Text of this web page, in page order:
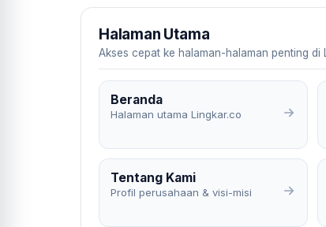
Halaman Utama
Akses cepat ke halaman-halaman penting di
Beranda
Halaman utama Lingkar.co
Tentang Kami
Profil perusahaan & visi-misi